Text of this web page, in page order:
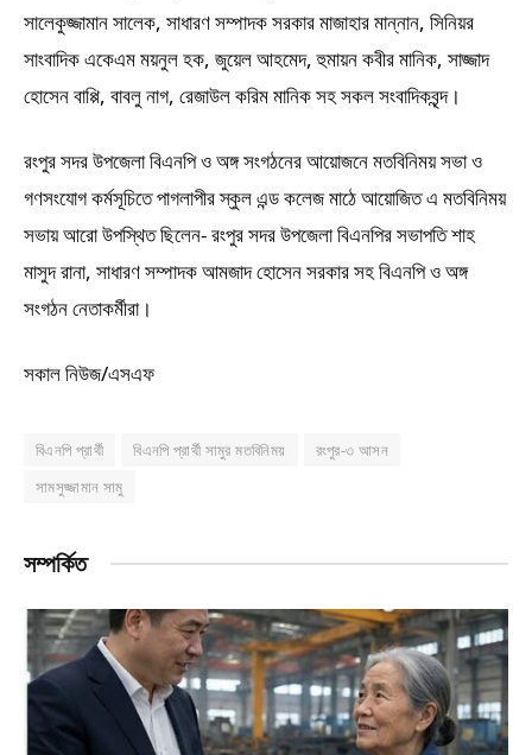
সালেকুজ্জামান সালেক, সাধারণ সম্পাদক সরকার মাজাহার মান্নান, সিনিয়র
সাংবাদিক একেএম ময়নুল হক, জুয়েল আহমেদ, হুমায়ন কবীর মানিক, সাজ্জাদ
হোসেন বাপ্পি, বাবলু নাগ, রেজাউল করিম মানিক সহ সকল সংবাদিকবৃন্দ।
রংপুর সদর উপজেলা বিএনপি ও অঙ্গ সংগঠনের আয়োজনে মতবিনিময় সভা ও
গণসংযোগ কর্মসূচিতে পাগলাপীর স্কুল এন্ড কলেজ মাঠে আয়োজিত এ মতবিনিময়
সভায় আরো উপস্থিত ছিলেন- রংপুর সদর উপজেলা বিএনপির সভাপতি শাহ
মাসুদ রানা, সাধারণ সম্পাদক আমজাদ হোসেন সরকার সহ বিএনপি ও অঙ্গ
সংগঠন নেতাকর্মীরা।
সকাল নিউজ/এসএফ
বিএনপি প্রার্থী বিএনপি প্রার্থী সামুর মতবিনিময়
রংপুর-৩ আসন
সামসুজ্জামান সামু
সম্পর্কিত